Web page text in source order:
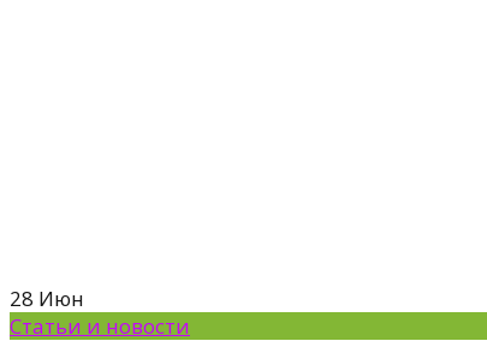
28 Июн
Статьи и новости